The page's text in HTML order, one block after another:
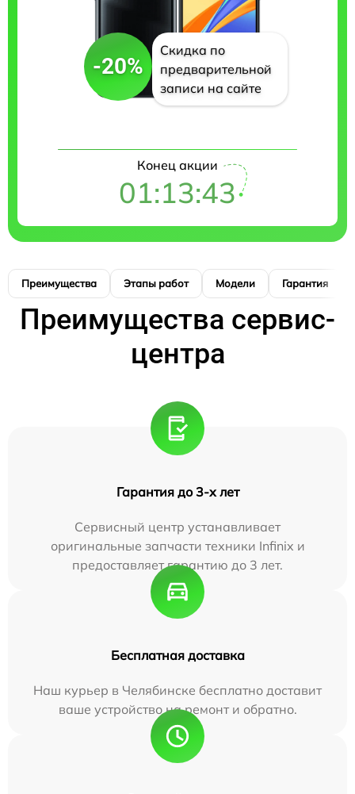
-20%
Скидка по
предварительной
записи на сайте
Конец акции
01:13:42
Преимущества Этапы работ Модели Гарантия
Преимущества сервис-
центра
Гарантия до 3-х лет
Сервисный центр устанавливает
оригинальные запчасти техники Infinix и
предоставляет гарантию до 3 лет.
Бесплатная доставка
Наш курьер в Челябинске бесплатно доставит
ваше устройство на ремонт и обратно.